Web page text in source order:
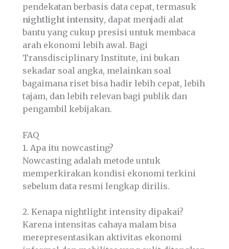
pendekatan berbasis data cepat, termasuk
nightlight intensity, dapat menjadi alat
bantu yang cukup presisi untuk membaca
arah ekonomi lebih awal. Bagi
Transdisciplinary Institute, ini bukan
sekadar soal angka, melainkan soal
bagaimana riset bisa hadir lebih cepat, lebih
tajam, dan lebih relevan bagi publik dan
pengambil kebijakan.
FAQ
1. Apa itu nowcasting?
Nowcasting adalah metode untuk
memperkirakan kondisi ekonomi terkini
sebelum data resmi lengkap dirilis.
2. Kenapa nightlight intensity dipakai?
Karena intensitas cahaya malam bisa
merepresentasikan aktivitas ekonomi